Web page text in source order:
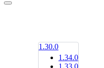
1.30.0
1.34.0
1.33.0